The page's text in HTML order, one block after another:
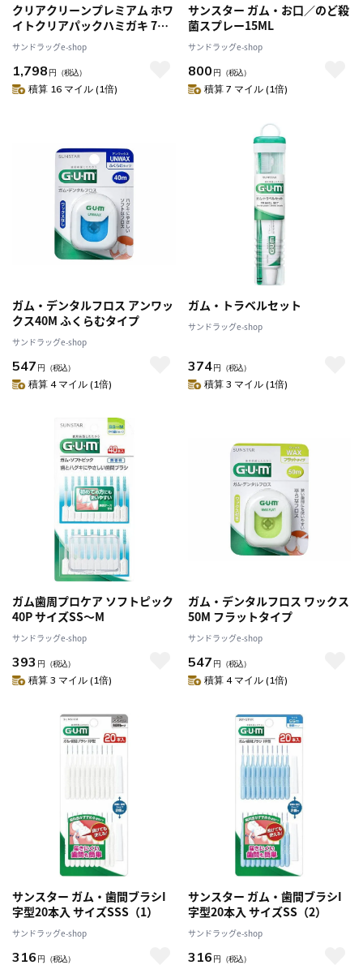
クリアクリーンプレミアム ホワ
イトクリアパックハミガキ 7回
分
サンドラッグe-shop
1,798 円 （税込）
積算 16 マイル (1倍)
サンスター ガム・お口／のど殺
菌スプレー15ML
サンドラッグe-shop
800 円 （税込）
積算 7 マイル (1倍)
ガム・デンタルフロス アンワッ
クス40M ふくらむタイプ
サンドラッグe-shop
547 円 （税込）
積算 4 マイル (1倍)
ガム・トラベルセット
サンドラッグe-shop
374円 （税込）
積算 3 マイル (1倍)
ガム歯周プロケア ソフトピック
40P サイズSS～M
サンドラッグe-shop
393 円 （税込）
積算 3 マイル (1倍)
ガム・デンタルフロス ワックス
50M フラットタイプ
サンドラッグe-shop
547 円 （税込）
積算 4 マイル (1倍)
サンスター ガム・歯間ブラシI
字型20本入 サイズSSS（1）
サンドラッグe-shop
316 円 （税込）
サンスター ガム・歯間ブラシI
字型20本入 サイズSS（2）
サンドラッグe-shop
316 円 （税込）